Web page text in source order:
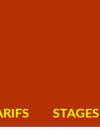
STAGES